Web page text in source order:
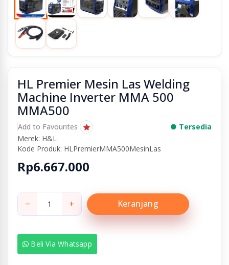
HL Premier Mesin Las Welding
Machine Inverter MMA 500
MMA500
Add to Favourites
● Tersedia
Merek: H&L
Kode Produk: HLPremierMMA500MesinLas
Rp6.667.000
− + Keranjang
Beli Via Whatsapp